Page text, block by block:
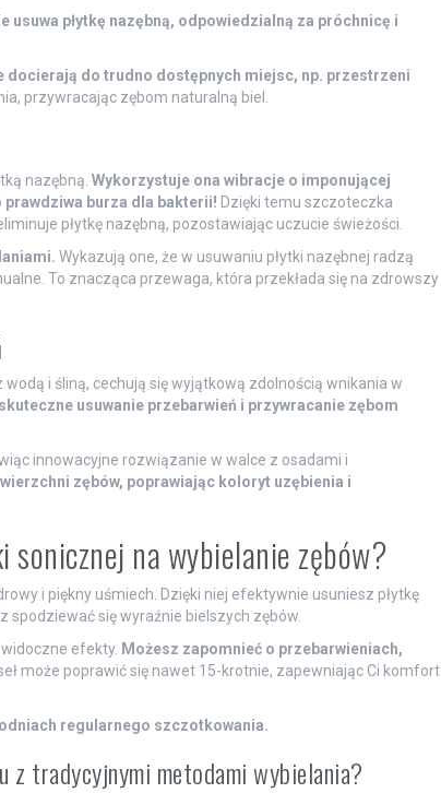
płytkę nazębną, odpowiedzialną za próchnicę i
do trudno dostępnych miejsc, np. przestrzeni
przywracając zębom naturalną biel.
nazębną. Wykorzystuje ona wibracje o imponującej
burza dla bakterii! Dzięki temu szczoteczka
płytkę nazębną, pozostawiając uczucie świeżości.
Wykazują one, że w usuwaniu płytki nazębnej radzą
To znacząca przewaga, która przekłada się na zdrowszy
i śliną, cechują się wyjątkową zdolnością wnikania w
usuwanie przebarwień i przywracanie zębom
innowacyjne rozwiązanie w walce z osadami i
zębów, poprawiając koloryt uzębienia i
sonicznej na wybielanie zębów?
i piękny uśmiech. Dzięki niej efektywnie usuniesz płytkę
spodziewać się wyraźnie bielszych zębów.
efekty. Możesz zapomnieć o przebarwieniach,
może poprawić się nawet 15-krotnie, zapewniając Ci komfort
regularnego szczotkowania.
z tradycyjnymi metodami wybielania?